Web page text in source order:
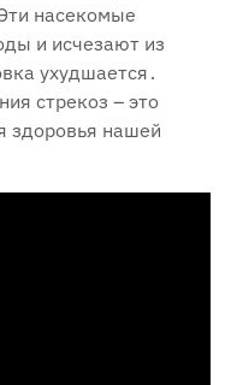
насекомые
и исчезают из
ухудшается․
стрекоз – это
здоровья нашей